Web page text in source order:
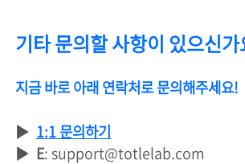
기타 문의할 사항이 있으신가
지금 바로 아래 연락처로 문의해주세요!
▶ 1:1 문의하기
▶ E: support@totlelab.com